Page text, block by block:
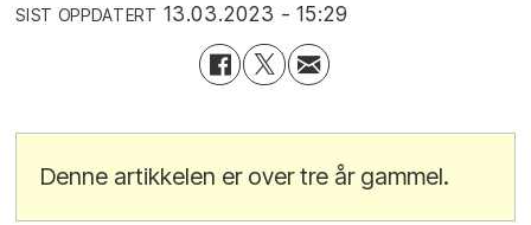
SIST OPPDATERT 13.03.2023 - 15:29
Denne artikkelen er over tre år gammel.